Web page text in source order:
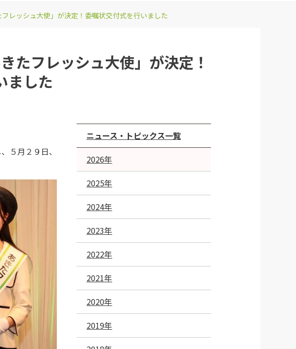
レッシュ大使」が決定！委嘱状交付式を行いました
たフレッシュ大使」が決定！
ました
５月２９日、
ニュース・トピックス一覧
2026年
2025年
2024年
2023年
2022年
2021年
2020年
2019年